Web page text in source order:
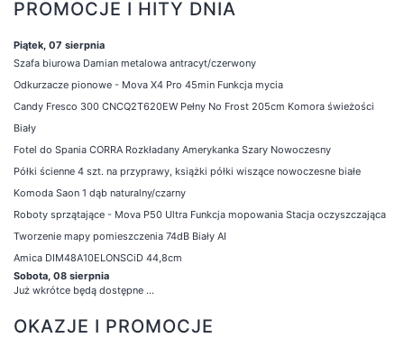
PROMOCJE I HITY DNIA
Piątek, 07 sierpnia
Szafa biurowa Damian metalowa antracyt/czerwony
Odkurzacze pionowe - Mova X4 Pro 45min Funkcja mycia
Candy Fresco 300 CNCQ2T620EW Pełny No Frost 205cm Komora świeżości
Biały
Fotel do Spania CORRA Rozkładany Amerykanka Szary Nowoczesny
Półki ścienne 4 szt. na przyprawy, książki półki wiszące nowoczesne białe
Komoda Saon 1 dąb naturalny/czarny
Roboty sprzątające - Mova P50 Ultra Funkcja mopowania Stacja oczyszczająca
Tworzenie mapy pomieszczenia 74dB Biały AI
Amica DIM48A10ELONSCiD 44,8cm
Sobota, 08 sierpnia
Już wkrótce będą dostępne ...
OKAZJE I PROMOCJE